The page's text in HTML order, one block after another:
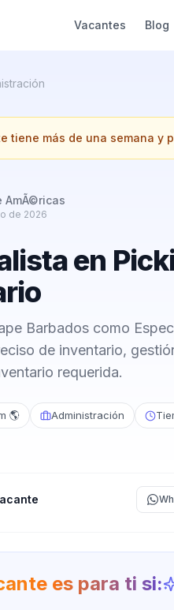
Vacantes Blog
tiene más de una semana y
AmÃ©ricas
de 2026
en
Barbados como
de inventario,
requerida.
🌎 Administración
es para ti si: